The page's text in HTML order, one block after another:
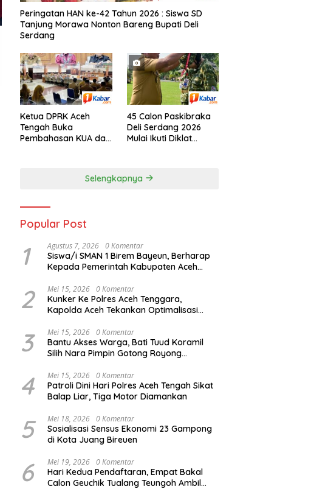
Peringatan HAN ke-42 Tahun 2026 : Siswa SD
Tanjung Morawa Nonton Bareng Bupati Deli
Serdang
Ketua DPRK Aceh
Tengah Buka
Pembahasan KUA dan
45 Calon Paskibraka
Deli Serdang 2026
Mulai Ikuti Diklat
Pengibar Bendera
Selengkapnya
Popular Post
1 Agustus 7, 2026 0 Komentar
Siswa/i SMAN 1 Birem Bayeun, Berharap
Kepada Pemerintah Kabupaten Aceh
Bergizi Gratis,
2 Mei 15, 2026 0 Komentar
Kunker Ke Polres Aceh Tenggara,
Kapolda Aceh Tekankan Optimalisasi
Pesantren Darul Iman
3 Mei 15, 2026 0 Komentar
Bantu Akses Warga, Bati Tuud Koramil
Silih Nara Pimpin Gotong Royong
4 Mei 15, 2026 0 Komentar
Patroli Dini Hari Polres Aceh Tengah Sikat
Balap Liar, Tiga Motor Diamankan
5 Mei 18, 2026 0 Komentar
Sosialisasi Sensus Ekonomi 23 Gampong
di Kota Juang Bireuen
6 Mei 19, 2026 0 Komentar
Hari Kedua Pendaftaran, Empat Bakal
Calon Geuchik Tualang Teungoh Ambil